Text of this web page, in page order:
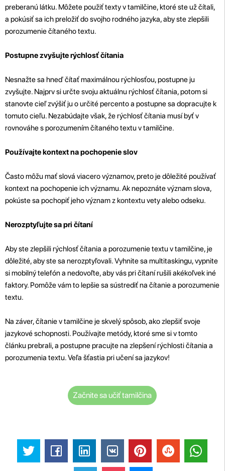
preberanú látku. Môžete použiť texty v tamilčine, ktoré ste už čítali,
a pokúsiť sa ich preložiť do svojho rodného jazyka, aby ste zlepšili
porozumenie čítaného textu.
Postupne zvyšujte rýchlosť čítania
Nesnažte sa hneď čítať maximálnou rýchlosťou, postupne ju
zvyšujte. Najprv si určte svoju aktuálnu rýchlosť čítania, potom si
stanovte cieľ zvýšiť ju o určité percento a postupne sa dopracujte k
tomuto cieľu. Nezabúdajte však, že rýchlosť čítania musí byť v
rovnováhe s porozumením čítaného textu v tamilčine.
Používajte kontext na pochopenie slov
Často môžu mať slová viacero významov, preto je dôležité používať
kontext na pochopenie ich významu. Ak nepoznáte význam slova,
pokúste sa pochopiť jeho význam z kontextu vety alebo odseku.
Nerozptyľujte sa pri čítaní
Aby ste zlepšili rýchlosť čítania a porozumenie textu v tamilčine, je
dôležité, aby ste sa nerozptyľovali. Vyhnite sa multitaskingu, vypnite
si mobilný telefón a nedovoľte, aby vás pri čítaní rušili akékoľvek iné
faktory. Pomôže vám to lepšie sa sústrediť na čítanie a porozumenie
textu.
Na záver, čítanie v tamilčine je skvelý spôsob, ako zlepšiť svoje
jazykové schopnosti. Používajte metódy, ktoré sme si v tomto
článku prebrali, a postupne pracujte na zlepšení rýchlosti čítania a
porozumenia textu. Veľa šťastia pri učení sa jazykov!
Začnite sa učiť tamilčina